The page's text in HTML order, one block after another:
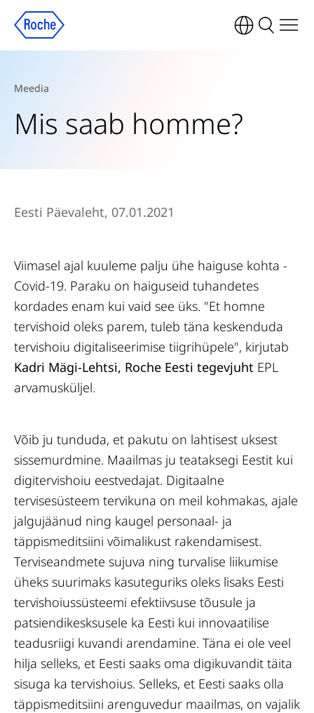
Meedia
Mis saab homme?
Eesti Päevaleht, 07.01.2021
Viimasel ajal kuuleme palju ühe haiguse kohta -
Covid-19. Paraku on haiguseid tuhandetes
kordades enam kui vaid see üks. "Et homne
tervishoid oleks parem, tuleb täna keskenduda
tervishoiu digitaliseerimise tiigrihüpele", kirjutab
Kadri Mägi-Lehtsi, Roche Eesti tegevjuht EPL
arvamusküljel.
Võib ju tunduda, et pakutu on lahtisest uksest
sissemurdmine. Maailmas ju teataksegi Eestit kui
digitervishoiu eestvedajat. Digitaalne
tervisesüsteem tervikuna on meil kohmakas, ajale
jalgujäänud ning kaugel personaal- ja
täppismeditsiini võimalikust rakendamisest.
Terviseandmete sujuva ning turvalise liikumise
üheks suurimaks kasuteguriks oleks lisaks Eesti
tervishoiussüsteemi efektiivsuse tõusule ja
patsiendikesksusele ka Eesti kui innovaatilise
teadusriigi kuvandi arendamine. Täna ei ole veel
hilja selleks, et Eesti saaks oma digikuvandit täita
sisuga ka tervishoius. Selleks, et Eesti saaks olla
täppismeditsiini arenguvedur maailmas, on vajalik